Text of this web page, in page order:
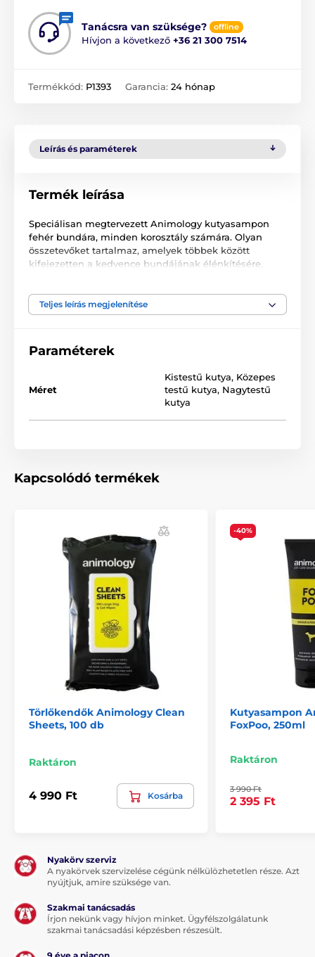
Tanácsra van szüksége? offline
Hívjon a következő +36 21 300 7514
Termékkód: P1393 Garancia: 24 hónap
Leírás és paraméterek
Termék leírása
Speciálisan megtervezett Animology kutyasampon
fehér bundára, minden korosztály számára. Olyan
összetevőket tartalmaz, amelyek többek között
kifejezetten a kedvence bundájának élénkítésére,
kellemetlen szőrszagokkal és semlegesíti a
baktériumokat. A sampon enyhén habzik, így
tulajdonsága a kutya bőrének megfelelő pH-értéke, a
kondicionáló és a fontos B5 pro-vitamin tartalma.
Mélyen tisztít
Könnyen lemosható
Vitaminokat és kondicionálót tartalmaz
A termék hátrányai:
A csomag tartalma:
250 ml
Cocoate, PEG-150 Distearate, Parfum, PEG-7 Glyceryl
Styrene/Acrylates Copolymer, Glycerin,
Benzylhemiformal, Panthenol, Sodium Benzoate,
Surfactants, Benzylhemiformal
Megjegyzés: A kép csak illusztráció.
A műszaki specifikációk előzetes értesítés nélkül
Teljes leírás megjelenítése
Paraméterek
Méret
Kistestű kutya, Közepes
testű kutya, Nagytestű
kutya
Kapcsolódó termékek
Törlőkendők Animology Clean
Sheets, 100 db
Raktáron
4 990 Ft Kosárba
-40%
Kutyasampon
FoxPoo, 250ml
Raktáron
3 990 Ft
2 395 Ft
Nyakörv szerviz
A nyakörvek szervizelése cégünk nélkülözhetetlen része. Azt
nyújtjuk, amire szüksége van.
Szakmai tanácsadás
Írjon nekünk vagy hívjon minket. Ügyfélszolgálatunk
szakmai tanácsadási képzésben részesült.